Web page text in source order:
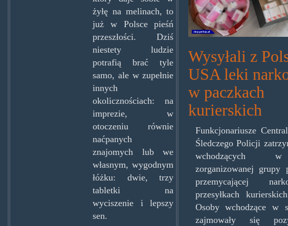
żyłę na melinach, to
już w Polsce pieśń
przeszłości. Dziś
niestety ludzie
potrafią brać tyle
samo, ale w zupełnie
innych
okolicznościach: na
imprezie, w
otoczeniu równie
naćpanych
znajomych lub we
własnym, wygodnym
łóżku: dwie, trzy
tabletki na
wyciszenie i lepszy
sen.
Wysyłali z
USA leki
w paczkach
kurierskich
Funkcjonariusze
Śledczego Policji
wchodzących
zorganizowanej grupy
przemycającej
przesyłkach
Osoby wchodzące w
zajmowały się